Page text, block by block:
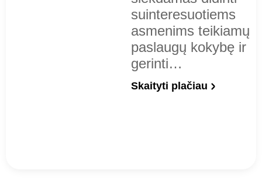
suinteresuotiems
asmenims teikiamų
paslaugų kokybę ir
gerinti…
Skaityti plačiau